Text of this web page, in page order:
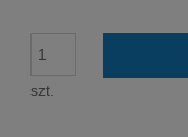
szt.